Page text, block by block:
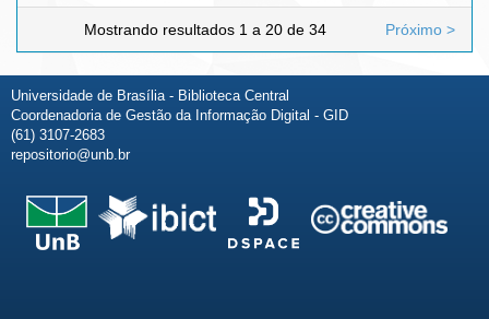
Mostrando resultados 1 a 20 de 34 Próximo >
Universidade de Brasília - Biblioteca Central
Coordenadoria de Gestão da Informação Digital - GID
(61) 3107-2683
repositorio@unb.br